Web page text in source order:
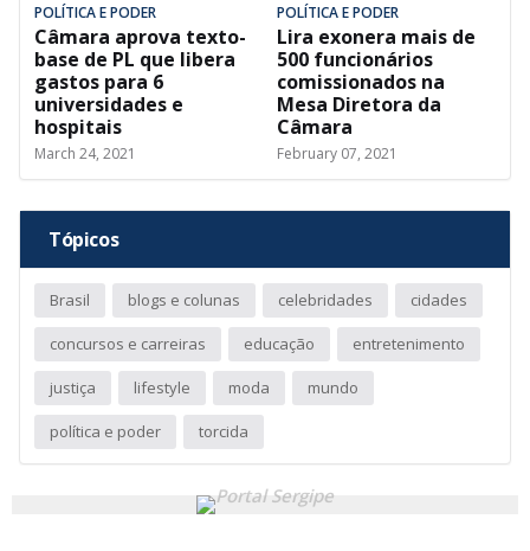
POLÍTICA E PODER
Câmara aprova texto-
base de PL que libera
gastos para 6
universidades e
hospitais
March 24, 2021
POLÍTICA E PODER
Lira exonera mais de
500 funcionários
comissionados na
Mesa Diretora da
Câmara
February 07, 2021
Tópicos
Brasil blogs e colunas celebridades cidades
concursos e carreiras educação entretenimento
justiça lifestyle moda mundo
política e poder torcida